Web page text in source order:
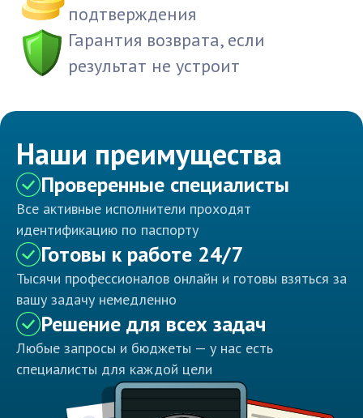
подтверждения
Гарантия возврата, если
результат не устроит
Наши преимущества
Проверенные специалисты
Все активные исполнители проходят
идентификацию по паспорту
Готовы к работе 24/7
Тысячи профессионалов онлайн и готовы взяться за
вашу задачу немедленно
Решение для всех задач
Любые запросы и бюджеты — у нас есть
специалисты для каждой цели